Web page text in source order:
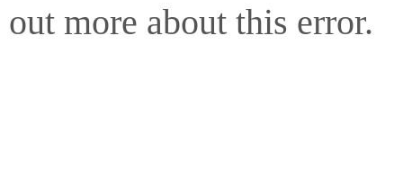
out more about this error.